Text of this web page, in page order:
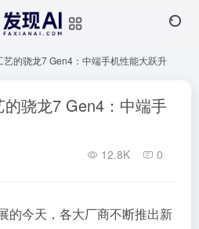
艺的骁龙7 Gen4：中端手机性能大跃升
骁龙7 Gen4：中端手
12.8K 0
的今天，各大厂商不断推出新